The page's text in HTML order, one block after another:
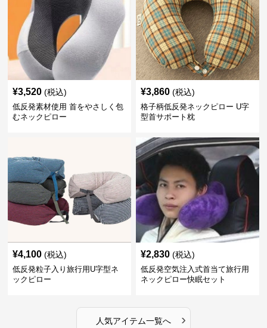
¥3,520 (税込)
低反発素材使用 首をやさしく包
むネックピロー
¥3,860 (税込)
格子柄低反発ネックピロー U字
型首サポート枕
¥4,100 (税込)
低反発粒子入り旅行用U字型ネ
ックピロー
¥2,830 (税込)
低反発空気注入式首当て旅行用
ネックピロー快眠セット
人気アイテム一覧へ ›